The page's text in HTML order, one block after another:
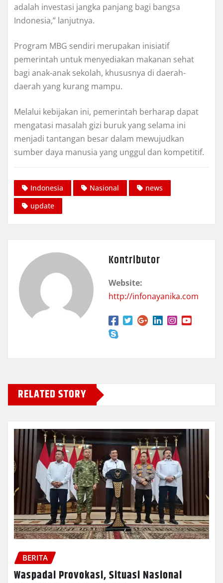
adalah investasi jangka panjang bagi bangsa
Indonesia,” lanjutnya.
Program MBG sendiri merupakan inisiatif
pemerintah untuk menyediakan makanan sehat
bagi anak-anak sekolah, khususnya di daerah-
daerah yang kurang mampu.
Melalui kebijakan ini, pemerintah berharap dapat
mengatasi masalah gizi buruk yang selama ini
menjadi tantangan besar dalam mewujudkan
sumber daya manusia yang unggul dan kompetitif.
Indonesia Nasional
news
update
Kontributor
Website:
http://infonayanika.com
RELATED STORY
BERITA
Waspadai Provokasi, Situasi Nasional